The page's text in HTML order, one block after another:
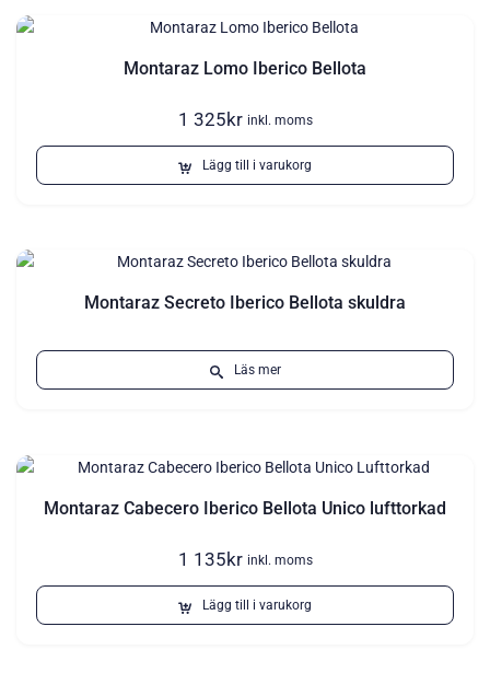
Montaraz Lomo Iberico Bellota
1 325kr inkl. moms
Lägg till i varukorg
Montaraz Secreto Iberico Bellota skuldra
Läs mer
Montaraz Cabecero Iberico Bellota Unico lufttorkad
1 135kr inkl. moms
Lägg till i varukorg